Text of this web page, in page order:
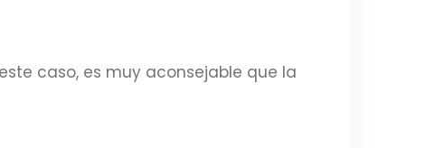
caso, es muy aconsejable que la